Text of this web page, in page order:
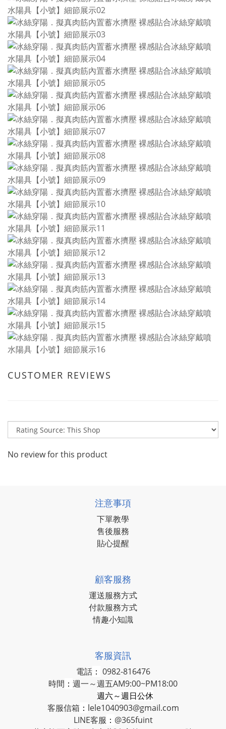
CUSTOMER REVIEWS
No review for this product
注意事項
下單教學
售後服務
貼心提醒
顧客服務
運送服務方式
付款服務方式
情趣小知識
客服資訊
電話： 0982-816476
時間 ： 週一～週五AM9:00~PM18:00
週六～週日公休
客服信箱 ： lele1040903@gmail.com
LINE客服 ： @365fuint